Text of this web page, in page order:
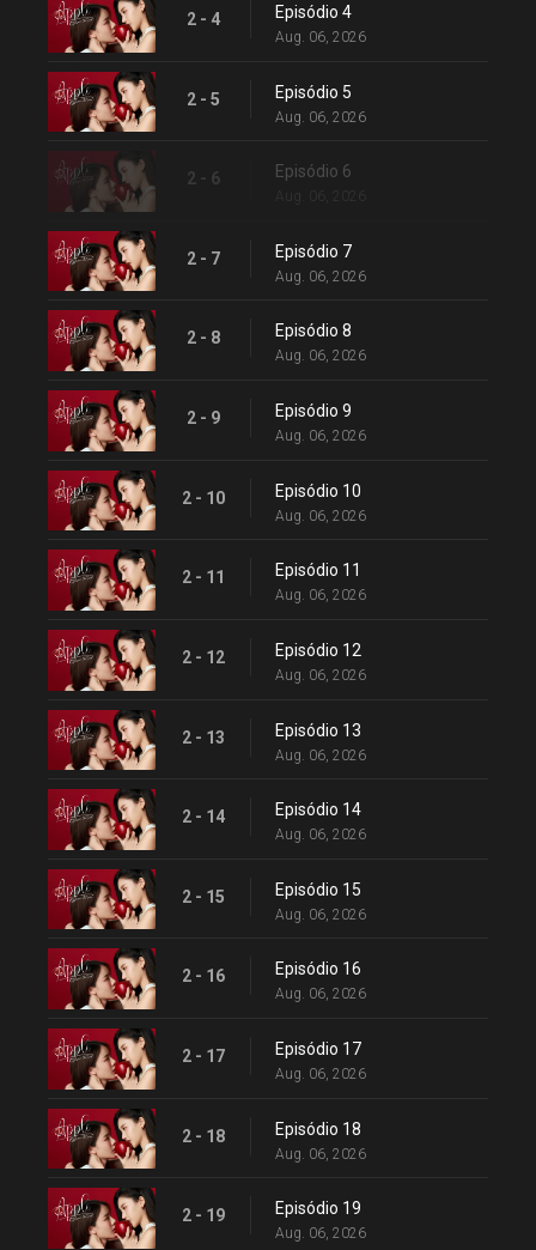
2 - 4 Episódio 4
Aug. 06, 2026
2 - 5 Episódio 5
Aug. 06, 2026
2 - 6 Episódio 6
2 - 7 Episódio 7
Aug. 06, 2026
2 - 8 Episódio 8
Aug. 06, 2026
2 - 9 Episódio 9
Aug. 06, 2026
2 - 10 Episódio 10
Aug. 06, 2026
2 - 11 Episódio 11
Aug. 06, 2026
2 - 12 Episódio 12
Aug. 06, 2026
2 - 13 Episódio 13
Aug. 06, 2026
2 - 14 Episódio 14
Aug. 06, 2026
2 - 15 Episódio 15
Aug. 06, 2026
2 - 16 Episódio 16
Aug. 06, 2026
2 - 17 Episódio 17
Aug. 06, 2026
2 - 18 Episódio 18
Aug. 06, 2026
2 - 19 Episódio 19
Aug. 06, 2026